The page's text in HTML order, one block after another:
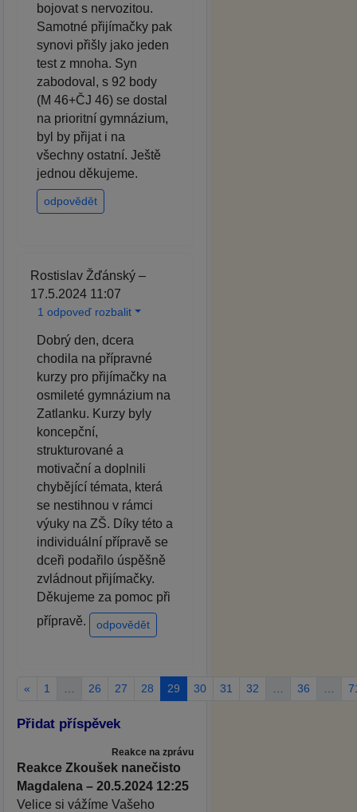
bojovat s nervozitou.
Samotné přijímačky pak
synovi přišly jako jeden
test z mnoha. Syn
zabodoval, s 92 body
(M 46+ČJ 46) se dostal
na prioritní gymnázium,
byl by přijat i na
všechny ostatní. Ještě
jednou děkujeme.
odpovědět
Rostislav Žďánský –
17.5.2024 11:07
1 odpoveď rozbalit
Dobrý den, dcera
chodila na přípravné
kurzy pro přijímačky na
osmileté gymnázium na
Zatlanku. Kurzy byly
koncepční,
strukturované a
motivační a doplnili
chybějící témata, která
se nestihnou v rámci
výuky na ZŠ. Díky této a
individuální přípravě se
dceři podařilo úspěšně
zvládnout přijímačky.
Děkujeme za pomoc při
přípravě.
odpovědět
« 1 26 27 28 29 30 31 32 36
Přidat příspěvek
Reakce na zprávu
Reakce Zkoušek nanečisto
Magdalena – 20.5.2024 12:25
Velice si vážíme Vašeho